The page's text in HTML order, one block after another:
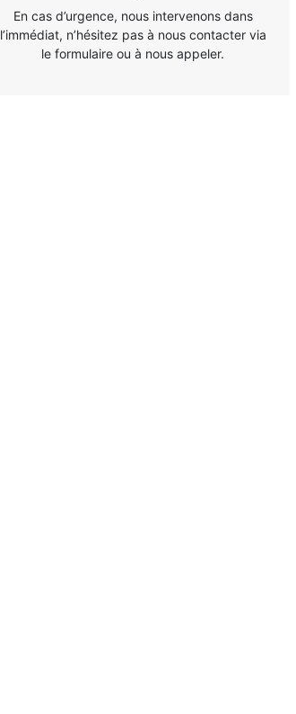
En cas d’urgence, nous intervenons dans
l’immédiat, n’hésitez pas à nous contacter via
le formulaire ou à nous appeler.